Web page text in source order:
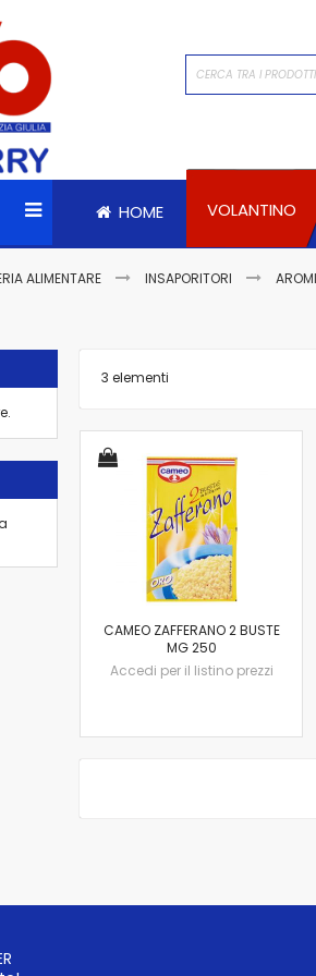
HOME VOLANTINO
ALIMENTARE INSAPORITORI
3 elementi
CAMEO ZAFFERANO 2 BUSTE
MG 250
Accedi per il listino prezzi